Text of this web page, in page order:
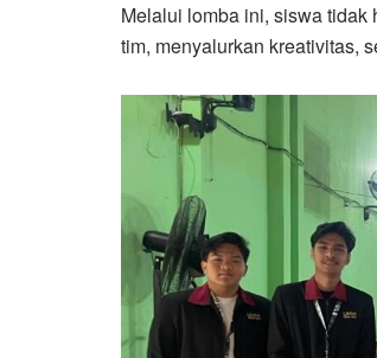
Melalui lomba ini, siswa
tim, menyalurkan kreativitas,